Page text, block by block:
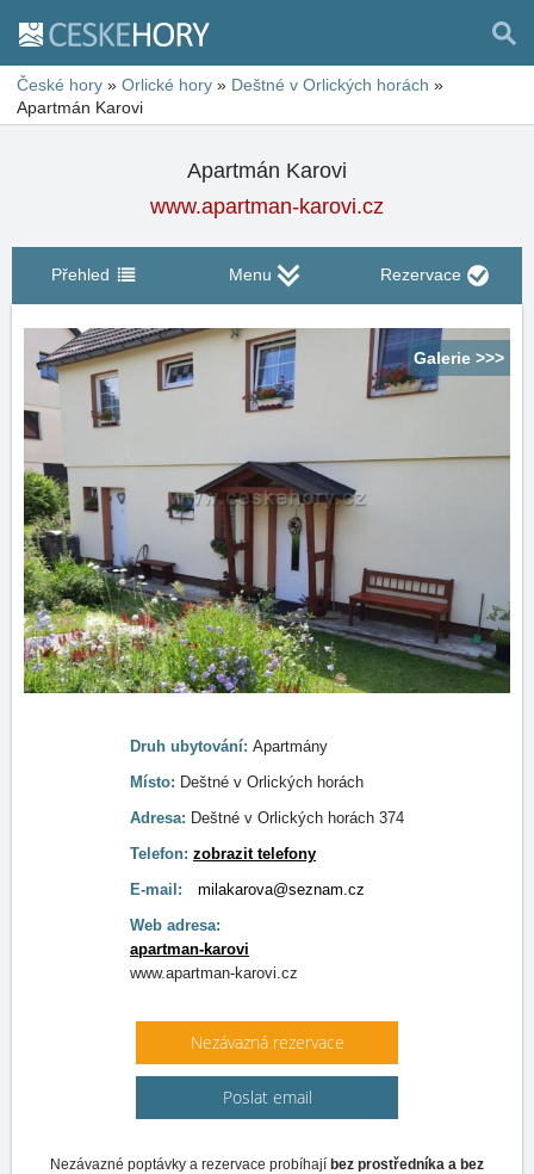
České hory » Orlické hory » Deštné v Orlických horách »
Apartmán Karovi
Apartmán Karovi
www.apartman-karovi.cz
Přehled Menu Rezervace
Galerie >>>
Druh ubytování: Apartmány
Místo: Deštné v Orlických horách
Adresa: Deštné v Orlických horách 374
Telefon: zobrazit telefony
E-mail:
milakarova@seznam.cz
Web adresa:
apartman-karovi
www.apartman-karovi.cz
Nezávazná rezervace
Poslat email
Nezávazné poptávky a rezervace probíhají bez prostředníka a bez